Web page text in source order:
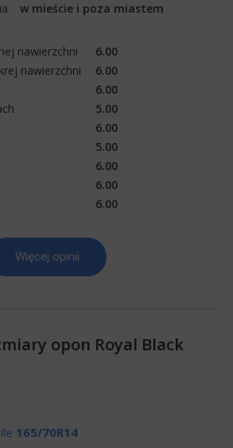
w mieście i poza miastem
nawierzchni
6.00
nawierzchni
6.00
6.00
5.00
6.00
5.00
6.00
6.00
6.00
Więcej opinii
opon Royal Black
165/70R14